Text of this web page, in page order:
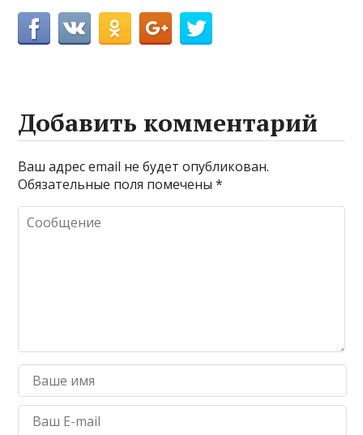
Добавить комментарий
Ваш адрес email не будет опубликован.
Обязательные поля помечены*